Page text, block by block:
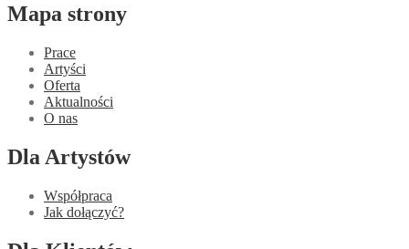
Mapa strony
Prace
Artyści
Oferta
Aktualności
O nas
Dla Artystów
Współpraca
Jak dołączyć?